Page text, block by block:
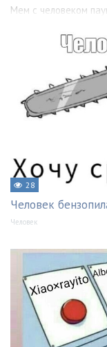
Мем с человеком
28
Человек
Человек